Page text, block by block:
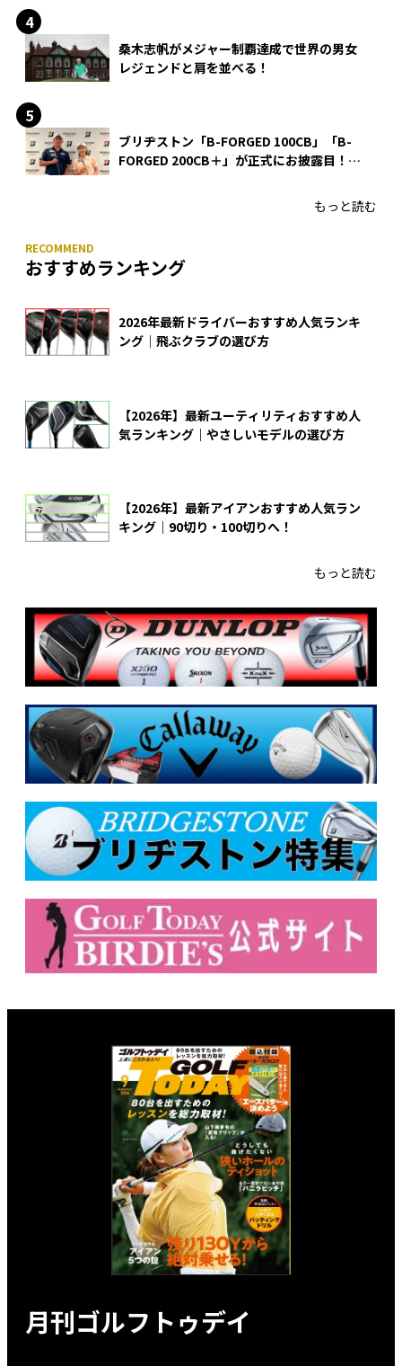
桑木志帆がメジャー制覇達成で世界の男女
レジェンドと肩を並べる！
ブリヂストン「B-FORGED 100CB」「B-
FORGED 200CB＋」が正式にお披露目！
もっと読む
おすすめランキング
2026年最新ドライバーおすすめ人気ランキ
ング｜飛ぶクラブの選び方
【2026年】最新ユーティリティおすすめ人
気ランキング｜やさしいモデルの選び方
【2026年】最新アイアンおすすめ人気ラン
キング｜90切り・100切りへ！
もっと読む
月刊ゴルフトゥデイ